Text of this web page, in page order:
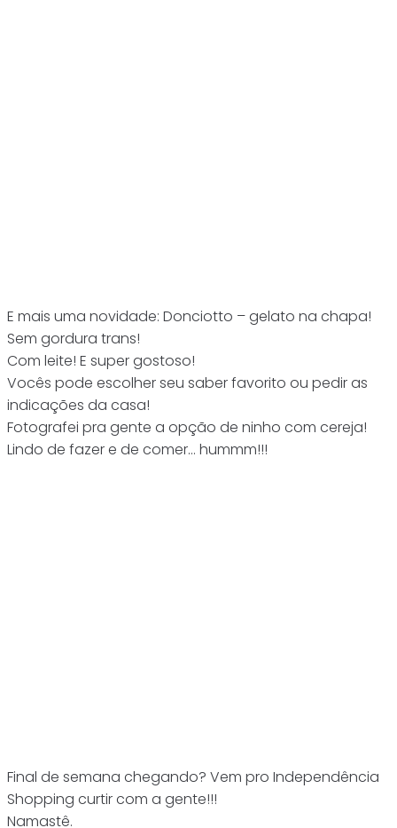
E mais uma novidade: Donciotto – gelato na chapa!
Sem gordura trans!
Com leite! E super gostoso!
Vocês pode escolher seu saber favorito ou pedir as
indicações da casa!
Fotografei pra gente a opção de ninho com cereja!
Lindo de fazer e de comer… hummm!!!
Final de semana chegando? Vem pro Independência
Shopping curtir com a gente!!!
Namastê.